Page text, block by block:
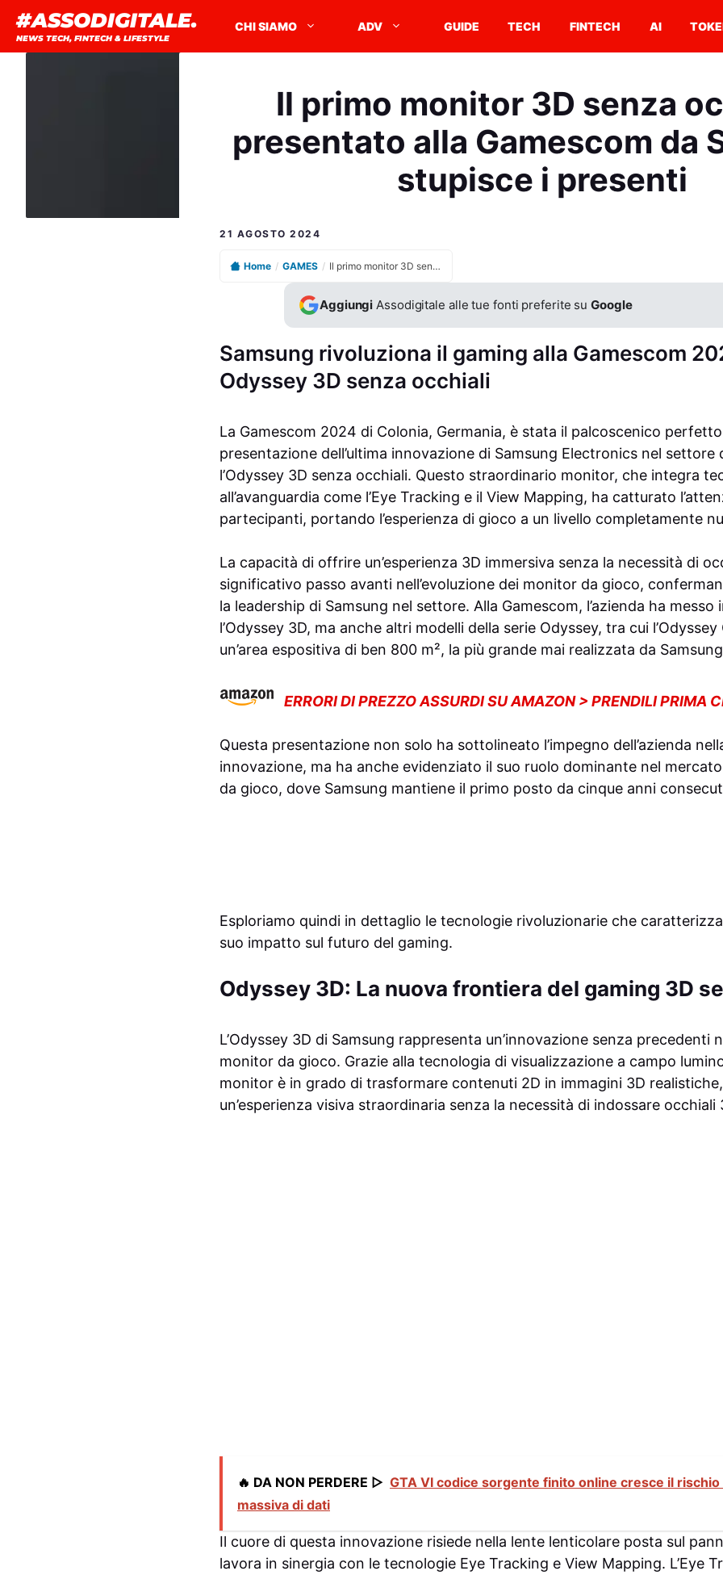
contenuto
#ASSODIGITALE.
NEWS TECH, FINTECH & LIFESTYLE
CHI SIAMO ADV GUIDE TECH FINTECH AI
Il primo monitor 3D senza
presentato alla Gamescom da
stupisce i presenti
21 AGOSTO 2024
Home / GAMES / Il primo monitor 3D senza occhiali presentato alla Gamescom da Samsung stupisce i presenti
Aggiungi Assodigitale alle tue fonti preferite suGoogle
Samsung rivoluziona il gaming alla Gamescom
Odyssey 3D senza occhiali
La Gamescom 2024 di Colonia, Germania, è stata il palcoscenico
presentazione dell’ultima innovazione di Samsung Electronics nel
l’Odyssey 3D senza occhiali. Questo straordinario monitor, che integra
all’avanguardia come l’Eye Tracking e il View Mapping, ha catturato
partecipanti, portando l’esperienza di gioco a un livello completamente
La capacità di offrire un’esperienza 3D immersiva senza la necessità di
significativo passo avanti nell’evoluzione dei monitor da gioco,
la leadership di Samsung nel settore. Alla Gamescom, l’azienda ha
l’Odyssey 3D, ma anche altri modelli della serie Odyssey, tra cui l’Odyssey
un’area espositiva di ben 800 m², la più grande mai realizzata da
ERRORI DI PREZZO ASSURDI SU AMAZON > PRENDILI PRIMA
Questa presentazione non solo ha sottolineato l’impegno dell’azienda
innovazione, ma ha anche evidenziato il suo ruolo dominante nel
da gioco, dove Samsung mantiene il primo posto da cinque anni
Esploriamo quindi in dettaglio le tecnologie rivoluzionarie che
suo impatto sul futuro del gaming.
Odyssey 3D: La nuova frontiera del gaming 3D
L’Odyssey 3D di Samsung rappresenta un’innovazione senza precedenti
monitor da gioco. Grazie alla tecnologia di visualizzazione a campo
monitor è in grado di trasformare contenuti 2D in immagini 3D
un’esperienza visiva straordinaria senza la necessità di indossare occhiali
🔥 DA NON PERDERE ▷ GTA VI codice sorgente finito online cresce il
massiva di dati
Il cuore di questa innovazione risiede nella lente lenticolare posta sul
lavora in sinergia con le tecnologie Eye Tracking e View Mapping. L’Eye